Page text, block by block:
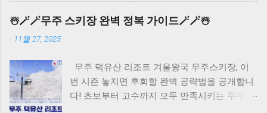
면 15분 내에 AI 검증 완료 가능 3분 완성 빠른
검증방법 자동 설정 모드 활용 초보자는 'Auto
수 있습니다. ...
위택스 자동차세 연납 신청 1월 연납 할인율
9.15% 혜택 자동차세 연납은 1년치 세금을 한 번
을 받을 수 있으며, 3월 연납 시 7.5%, 6월 연납
시 5%, 9월 연납 시 2.5% 할인이 적용됩니다. 예
를 들어 연간 자동차세가 50만원이라면 1월 연
☃️🪄🪄무주 스키장 완벽 정복 가이드🪄🪄☃️
- 11월 27, 2025
무주 덕유산 리조트 겨울왕국 무주스키장, 이
번 시즌 놓치면 후회할 완벽 공략법을 공개합니
다! 초보부터 고수까지 모두 만족시키는 무주스